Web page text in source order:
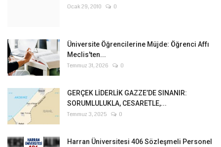
Ocak 29, 2010 0
Üniversite Öğrencilerine Müjde: Öğrenci Affı
Meclis'ten...
Temmuz 31, 2026 0
GERÇEK LİDERLİK GAZZE’DE SINANIR:
SORUMLULUKLA, CESARETLE,...
Temmuz 3, 2025 0
Harran Üniversitesi 406 Sözleşmeli Personel